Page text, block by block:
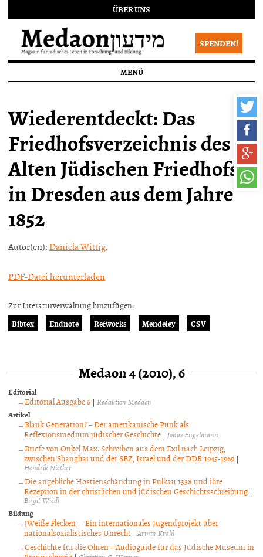
ÜBER UNS
SPENDEN!
MENÜ
Wiederentdeckt: Das
Friedhofsverzeichnis des
Alten Jüdischen Friedhofs
in Dresden aus dem Jahre
1852
Autor(en): Daniela Wittig,
PDF-Datei herunterladen
Zur Literaturverwaltung hinzufügen:
Bibtex
Endnote Refworks Mendeley CSV
Medaon 4 (2010), 6
Editorial
Editorial Ausgabe 6 |Redaktion Medaon
Artikel
Blank Generation? – Der amerikanische Punk als
Reflexionsmedium jüdischer Geschichte | Jonas Engelmann
Briefe von Onkel Max. Schreiben aus dem Exil nach Leipzig,
zwischen Shanghai und der SBZ, Israel und der DDR 1945-1969 |
Hendrik Niether
Die angebliche Hostienschändung in Pulkau 1338 und ihre
Rezeption in der christlichen und jüdischen Geschichtsschreibung |
Birgit Wiedl
Bildung
[Weiße Flecken] – Ein internationales Jugendprojekt über
nationalsozialistisches Unrecht |Armin Krahl
Geschichte für die Ohren – Audioguide für das Jüdische Museum in